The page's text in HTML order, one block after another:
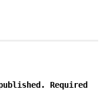
Required